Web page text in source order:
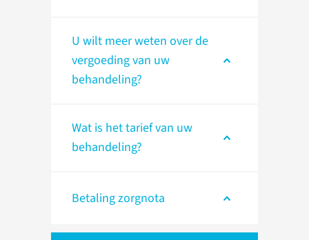
U wilt meer weten over de
vergoeding van uw
behandeling?
Wat is het tarief van uw
behandeling?
Betaling zorgnota